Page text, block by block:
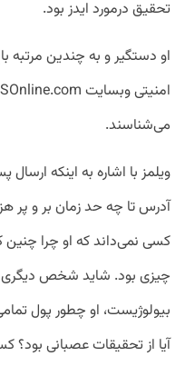
تحقیق درمورد ایدز بود.
او دستگیر و به چندین مرتبه
می‌شناسند.
ویلمز با اشاره به اینکه
آدرس تا چه حد زمان بر و پر
کسی نمی‌داند که او چرا
چیزی بود. شاید شخص دیگری
بیولوژیست، او چطور پول
آیا از تحقیقات عصبانی بود؟